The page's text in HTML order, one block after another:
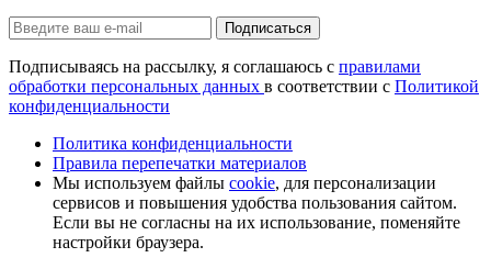
Подписаться
Подписываясь на рассылку, я соглашаюсь с правилами
обработки персональных данных в соответствии с Политикой
конфиденциальности
Политика конфиденциальности
Правила перепечатки материалов
Мы используем файлы cookie, для персонализации
сервисов и повышения удобства пользования сайтом.
Если вы не согласны на их использование, поменяйте
настройки браузера.